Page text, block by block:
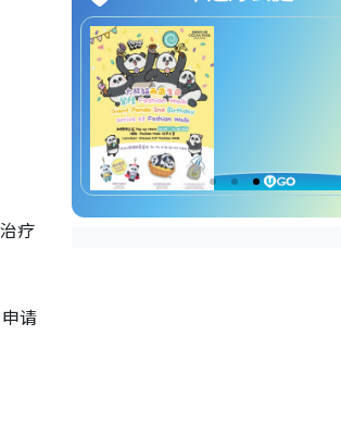
疗
请
方法
兼职高级临床医生(儿童齿科)截
申请日期
兼职高级临床医生(儿童齿科)招
查询方法